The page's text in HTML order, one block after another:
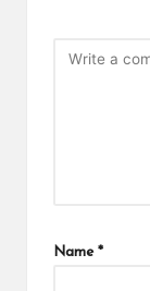
Name *